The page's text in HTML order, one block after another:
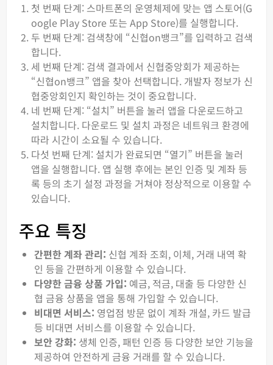
첫 번째 단계: 스마트폰의 운영체제에 맞는 앱 스토어(G
oogle Play Store 또는 App Store)를 실행합니다.
두 번째 단계: 검색창에 “신협on뱅크”를 입력하고 검색
합니다.
세 번째 단계: 검색 결과에서 신협중앙회가 제공하는
“신협on뱅크” 앱을 찾아 선택합니다. 개발자 정보가 신
협중앙회인지 확인하는 것이 중요합니다.
네 번째 단계: “설치” 버튼을 눌러 앱을 다운로드하고
설치합니다. 다운로드 및 설치 과정은 네트워크 환경에
따라 시간이 소요될 수 있습니다.
다섯 번째 단계: 설치가 완료되면 “열기” 버튼을 눌러
앱을 실행합니다. 앱 실행 후에는 본인 인증 및 계좌 등
록 등의 초기 설정 과정을 거쳐야 정상적으로 이용할 수
있습니다.
주요 특징
간편한 계좌 관리: 신협 계좌 조회, 이체, 거래 내역 확
인 등을 간편하게 이용할 수 있습니다.
다양한 금융 상품 가입: 예금, 적금, 대출 등 다양한 신
협 금융 상품을 앱을 통해 가입할 수 있습니다.
비대면 서비스: 영업점 방문 없이 계좌 개설, 카드 발급
등 비대면 서비스를 이용할 수 있습니다.
보안 강화: 생체 인증, 패턴 인증 등 다양한 보안 기능을
제공하여 안전하게 금융 거래를 할 수 있습니다.